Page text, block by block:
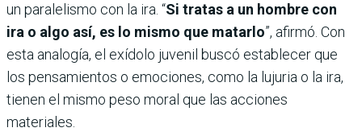
un paralelismo con la ira. “Si tratas a un hombre con
ira o algo así, es lo mismo que matarlo”, afirmó. Con
esta analogía, el exídolo juvenil buscó establecer que
los pensamientos o emociones, como la lujuria o la ira,
tienen el mismo peso moral que las acciones
materiales.